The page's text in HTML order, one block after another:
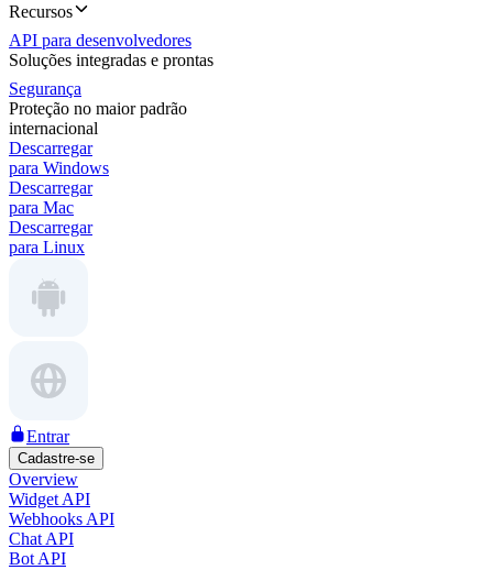
Recursos
API para desenvolvedores
Soluções integradas e prontas
Segurança
Proteção no maior padrão
internacional
Descarregar
para Windows
Descarregar
para Mac
Descarregar
para Linux
Entrar
Cadastre-se
Overview
Widget API
Webhooks API
Chat API
Bot API